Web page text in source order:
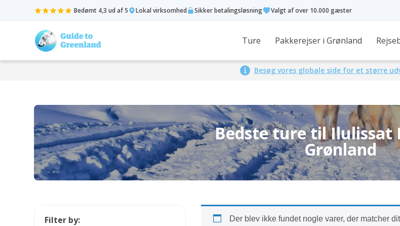
Bedømt 4,3 ud af 5 Lokal virksomhed Sikker betalingsløsning Valgt af over 10.000 gæster
Ture Pakkerejser i Grønland
Besøg vores globale side for et større
Bedste ture til Ilulissat
Grønland
Der blev ikke fundet nogle varer, der matcher
Filter by: